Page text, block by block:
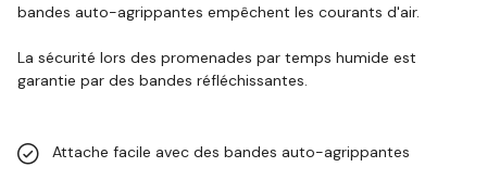
bandes auto-agrippantes empêchent les courants d'air.
La sécurité lors des promenades par temps humide est
garantie par des bandes réfléchissantes.
Attache facile avec des bandes auto-agrippantes